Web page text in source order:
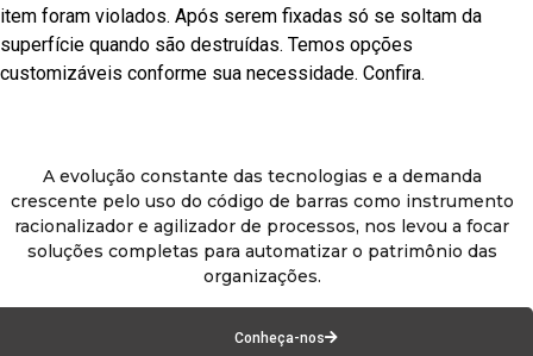
item foram violados. Após serem fixadas só se soltam da
superfície quando são destruídas. Temos opções
customizáveis conforme sua necessidade. Confira.
A evolução constante das tecnologias e a demanda
crescente pelo uso do código de barras como instrumento
racionalizador e agilizador de processos, nos levou a focar
soluções completas para automatizar o patrimônio das
organizações.
Conheça-nos